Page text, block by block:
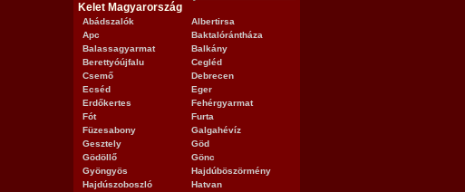
Kelet Magyarország
Abádszalók
Albertirsa
Apc
Baktalórántháza
Balassagyarmat
Balkány
Berettyóújfalu
Cegléd
Csemő
Debrecen
Ecséd
Eger
Erdőkertes
Fehérgyarmat
Fót
Furta
Füzesabony
Galgahévíz
Gesztely
Göd
Gödöllő
Gönc
Gyöngyös
Hajdúböszörmény
Hajdúszoboszló
Hatvan